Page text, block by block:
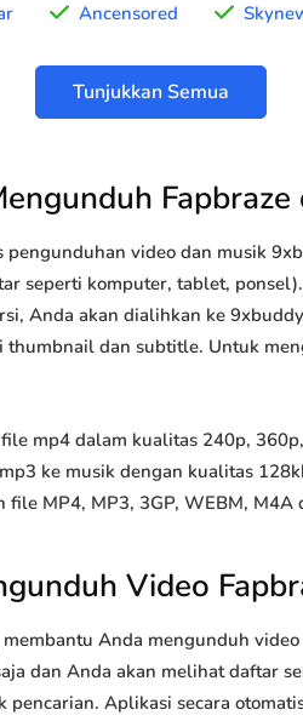
Ancensored
Tunjukkan Semua
pengunduhan video dan musik
seperti komputer, tablet,
Anda akan dialihkan ke
dan subtitle. Untuk
mp4 dalam kualitas 240p,
ke musik dengan kualitas
MP4, MP3, 3GP, WEBM,
Video
Anda mengunduh
dan Anda akan melihat daftar
Aplikasi secara